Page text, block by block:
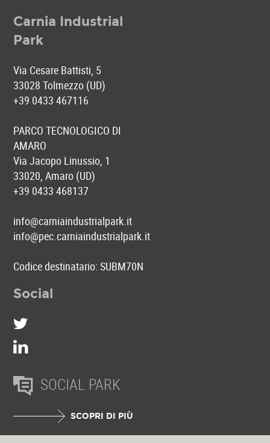
Carnia Industrial
Park
Via Cesare Battisti, 5
33028 Tolmezzo (UD)
+39 0433 467116
PARCO TECNOLOGICO DI
AMARO
Via Jacopo Linussio, 1
33020, Amaro (UD)
+39 0433 468137
info@carniaindustrialpark.it
info@pec.carniaindustrialpark.it
Codice destinatario: SUBM70N
Social
SOCIAL PARK
SCOPRI DI PIÙ